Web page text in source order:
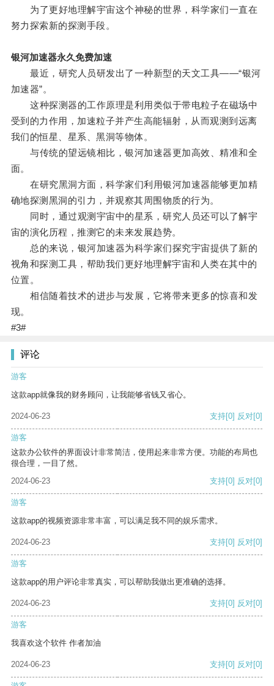
为了更好地理解宇宙这个神秘的世界，科学家们一直在
努力探索新的探测手段。
银河加速器永久免费加速
最近，研究人员研发出了一种新型的天文工具——“银河
加速器”。
这种探测器的工作原理是利用类似于带电粒子在磁场中
受到的力作用，加速粒子并产生高能辐射，从而观测到远离
我们的恒星、星系、黑洞等物体。
与传统的望远镜相比，银河加速器更加高效、精准和全
面。
在研究黑洞方面，科学家们利用银河加速器能够更加精
确地探测黑洞的引力，并观察其周围物质的行为。
同时，通过观测宇宙中的星系，研究人员还可以了解宇
宙的演化历程，推测它的未来发展趋势。
总的来说，银河加速器为科学家们探究宇宙提供了新的
视角和探测工具，帮助我们更好地理解宇宙和人类在其中的
位置。
相信随着技术的进步与发展，它将带来更多的惊喜和发
现。
#3#
评论
游客
这款app就像我的财务顾问，让我能够省钱又省心。
2024-06-23 支持[0] 反对[0]
游客
这款办公软件的界面设计非常简洁，使用起来非常方便。功能的布局也
很合理，一目了然。
2024-06-23
支持[0] 反对[0]
游客
这款app的视频资源非常丰富，可以满足我不同的娱乐需求。
2024-06-23 支持[0] 反对[0]
游客
这款app的用户评论非常真实，可以帮助我做出更准确的选择。
2024-06-23 支持[0] 反对[0]
游客
我喜欢这个软件 作者加油
2024-06-23 支持[0] 反对[0]